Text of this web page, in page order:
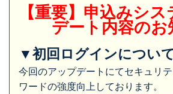
【重要】申込みシ
デート内容のお
▼初回ログインについ
今回のアップデートにてセキュリ
ワードの強度向上しております。